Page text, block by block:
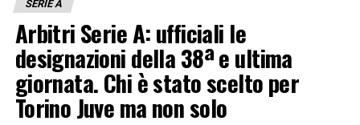
SERIE A
Arbitri Serie A: ufficiali le
designazioni della 38ª e ultima
giornata. Chi è stato scelto per
Torino Juve ma non solo